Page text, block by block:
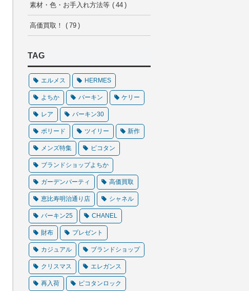
素材・色・お手入れ方法等 44
高価買取！ 79
TAG
エルメス HERMES
よちか バーキン ケリー
レア バーキン30
ボリード ツイリー 新作
メンズ特集 ピコタン
ブランドショップよちか
ガーデンパーティ 高価買取
恵比寿明治通り店 シャネル
バーキン25 CHANEL
財布 プレゼント
カジュアル ブランドショップ
クリスマス エレガンス
再入荷 ピコタンロック